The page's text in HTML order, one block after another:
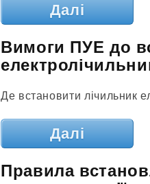
Далі
Вимоги ПУЕ до
Де встановити лічильник
Далі
Правила